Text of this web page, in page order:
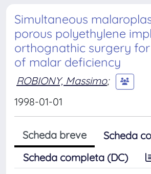
Simultaneous
porous polyethylene
orthognathic surgery
of malar deficiency
ROBIONY, Massimo;
1998-01-01
Scheda breve
Scheda
Scheda completa (DC)